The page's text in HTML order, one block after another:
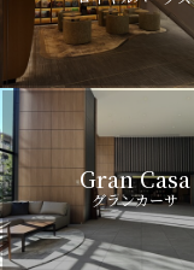
Gran Casa
グランカーサ